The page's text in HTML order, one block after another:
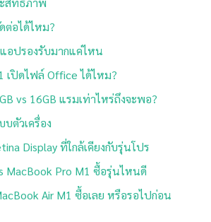
ต่อได้ไหม?
อปรองรับมากแค่ไหน
เปิดไฟล์ Office ได้ไหม?
vs 16GB แรมเท่าไหร่ถึงจะพอ?
บตัวเครื่อง
Display ที่ใกล้เคียงกับรุ่นโปร
MacBook Pro M1 ซื้อรุ่นไหนดี
Air M1 ซื้อเลย หรือรอไปก่อน